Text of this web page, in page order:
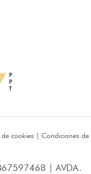
de cookies | Condiciones de
| AVDA.